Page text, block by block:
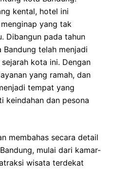
kental, hotel ini
yang tak
Dibangun pada tahun
telah menjadi
kota ini. Dengan
yang ramah, dan
tempat yang
keindahan dan pesona
membahas secara detail
mulai dari kamar-
wisata terdekat